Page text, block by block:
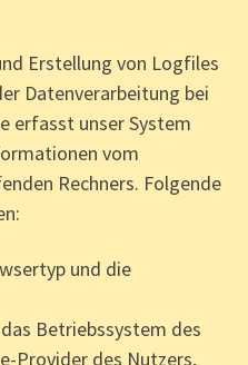
Erstellung von Logfiles
Datenverarbeitung bei
erfasst unser System
vom
Rechners. Folgende
und die
Betriebssystem des
Provider des Nutzers,